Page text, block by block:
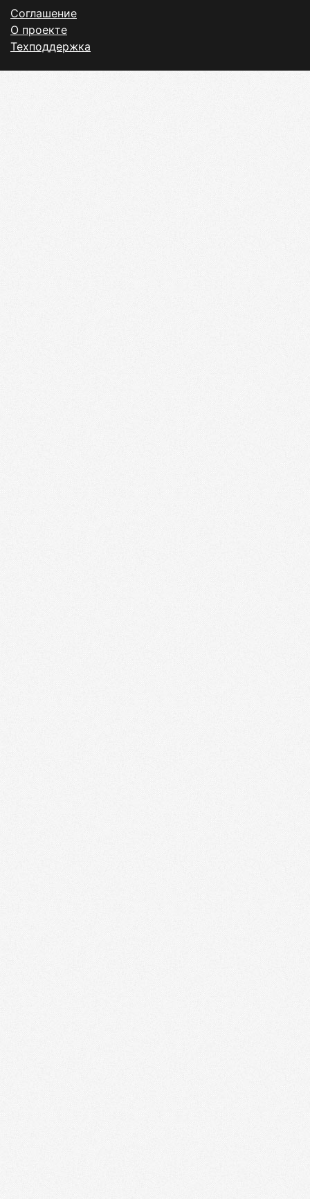
Соглашение
О проекте
Техподдержка